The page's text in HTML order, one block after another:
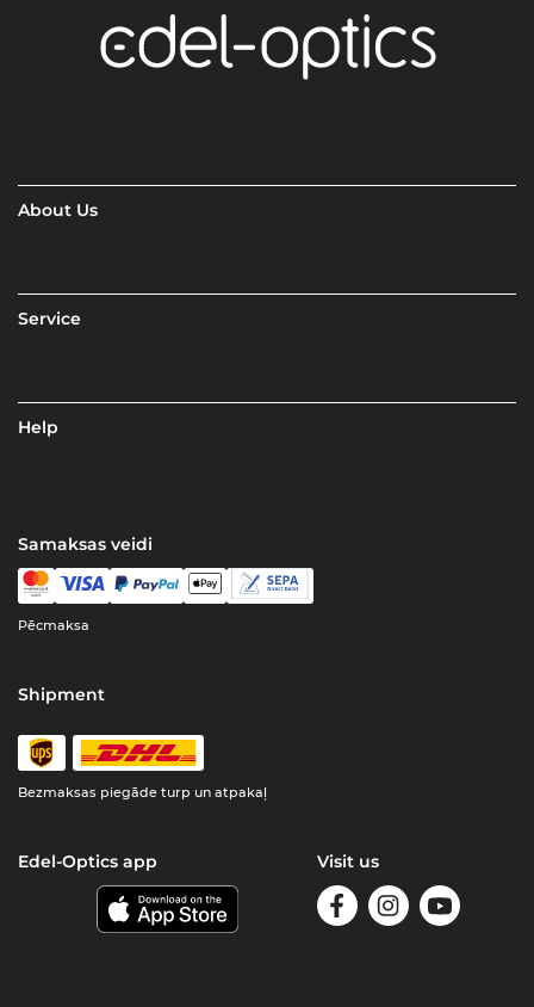
About Us
Service
Help
Samaksas veidi
Pēcmaksa
Shipment
Bezmaksas piegāde turp un atpakaļ
Edel-Optics app Visit us